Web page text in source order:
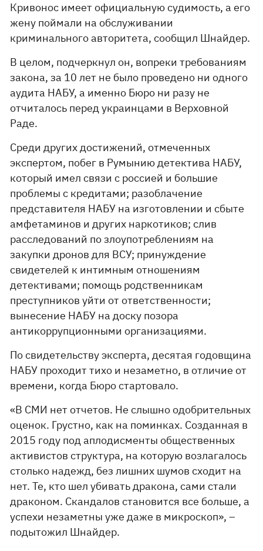
Кривонос имеет официальную судимость, а его
жену поймали на обслуживании
криминального авторитета, сообщил Шнайдер.
В целом, подчеркнул он, вопреки требованиям
закона, за 10 лет не было проведено ни одного
аудита НАБУ, а именно Бюро ни разу не
отчиталось перед украинцами в Верховной
Раде.
Среди других достижений, отмеченных
экспертом, побег в Румынию детектива НАБУ,
который имел связи с россией и большие
проблемы с кредитами; разоблачение
представителя НАБУ на изготовлении и сбыте
амфетаминов и других наркотиков; слив
расследований по злоупотреблениям на
закупки дронов для ВСУ; принуждение
свидетелей к интимным отношениям
детективами; помощь родственникам
преступников уйти от ответственности;
вынесение НАБУ на доску позора
антикоррупционными организациями.
По свидетельству эксперта, десятая годовщина
НАБУ проходит тихо и незаметно, в отличие от
времени, когда Бюро стартовало.
«В СМИ нет отчетов. Не слышно одобрительных
оценок. Грустно, как на поминках. Созданная в
2015 году под аплодисменты общественных
активистов структура, на которую возлагалось
столько надежд, без лишних шумов сходит на
нет. Те, кто шел убивать дракона, сами стали
драконом. Скандалов становится все больше, а
успехи незаметны уже даже в микроскоп», –
подытожил Шнайдер.